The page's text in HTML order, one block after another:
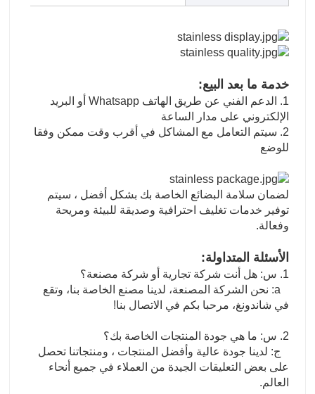
خدمة ما بعد البيع:
1. الدعم الفني عن طريق الهاتف Whatsapp أو البريد
الإلكتروني على مدار الساعة
2. سيتم التعامل مع المشاكل في أقرب وقت ممكن وفقا
للوضع
لضمان سلامة البضائع الخاصة بك بشكل أفضل ، سيتم
توفير خدمات تغليف احترافية وصديقة للبيئة ومريحة
وفعالة.
الأسئلة المتداولة:
1. س: هل أنت شركة تجارية أو شركة مصنعة؟
a: نحن الشركة المصنعة، لدينا مصنع الخاصة بنا، وتقع
في شاندونغ، مرحبا بكم في الاتصال بنا!
2. س: ما هي جودة المنتجات الخاصة بك؟
ج: لدينا جودة عالية وأفضل المنتجات ، ومنتجاتنا تحصل
على بعض التعليقات الجيدة من العملاء في جميع أنحاء
العالم.